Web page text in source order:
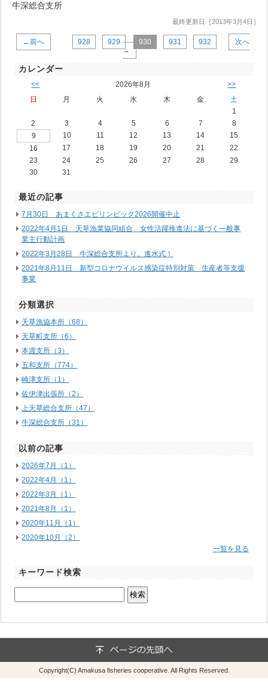
牛深総合支所
最終更新日［2013年3月4日］
←前へ 928 929 930 931 932
次へ
→
カレンダー
<< 2026年8月 >>
日 月 火 水 木 金
土
1
2
3 4 5 6 7
8
9
10 11 12 13 14
15
16
17 18 19 20 21
22
23
24 25 26 27 28
29
30
31
最近の記事
7月30日 あまくさエビリンピック2026開催中止
2022年4月1日 天草漁業協同組合 女性活躍推進法に基づく一般事
業主行動計画
2022年3月28日 牛深総合支所より。進水式！
2021年8月11日 新型コロナウイルス感染症特別対策 生産者等支援
事業
分類選択
天草漁協本所（68）
天草町支所（6）
本渡支所（3）
五和支所（774）
崎津支所（1）
佐伊津出張所（2）
上天草総合支所（47）
牛深総合支所（31）
以前の記事
2026年7月（1）
2022年4月（1）
2022年3月（1）
2021年8月（1）
2020年11月（1）
2020年10月（2）
一覧を見る
キーワード検索
Copyright(C) Amakusa fisheries cooperative. All Rights Reserved.